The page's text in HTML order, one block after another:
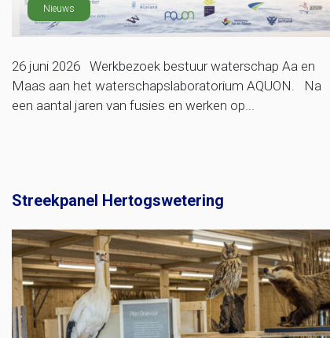
Nieuws
26 juni 2026 Werkbezoek bestuur waterschap Aa en
Maas aan het waterschapslaboratorium AQUON. Na
een aantal jaren van fusies en werken op...
Streekpanel Hertogswetering